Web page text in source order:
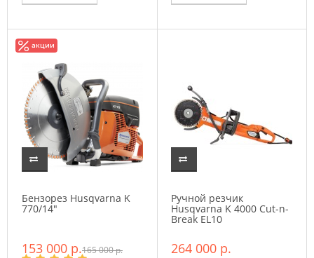
акции
Бензорез Husqvarna K
770/14"
153 000 р.165 000 р.
Ручной резчик
Husqvarna K 4000 Cut-n-
Break EL10
264 000 р.